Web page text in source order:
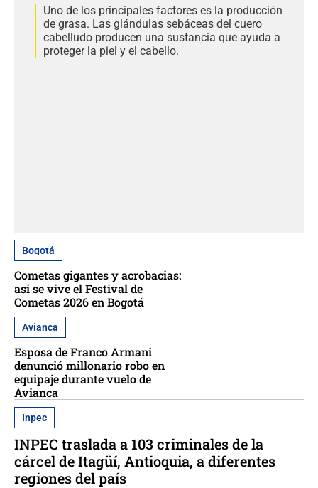
Uno de los principales factores es la producción
de grasa. Las glándulas sebáceas del cuero
cabelludo producen una sustancia que ayuda a
proteger la piel y el cabello.
Bogotá
Cometas gigantes y acrobacias:
así se vive el Festival de
Cometas 2026 en Bogotá
Avianca
Esposa de Franco Armani
denunció millonario robo en
equipaje durante vuelo de
Avianca
Inpec
INPEC traslada a 103 criminales de la
cárcel de Itagüí, Antioquia, a diferentes
regiones del país